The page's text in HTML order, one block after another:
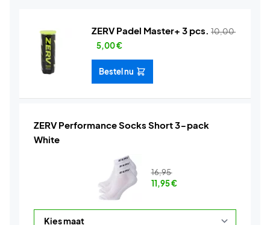
ZERV Padel Master+ 3 pcs. 10,00
5,00€
Bestel nu
ZERV Performance Socks Short 3-pack
White
16,95
11,95€